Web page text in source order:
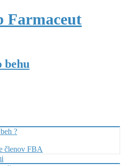
Farmaceut
behu
?
členov FBA